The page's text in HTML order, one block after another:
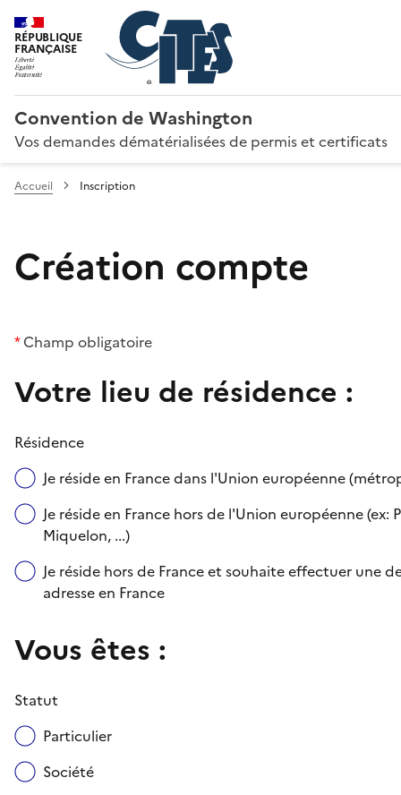
RÉPUBLIQUE
FRANÇAISE
Convention de Washington
Vos demandes dématérialisées de permis et certificats
Accueil Inscription
Création compte
*Champ obligatoire
Votre lieu de résidence :
Résidence
Je réside en France dans l'Union européenne
Je réside en France hors de l'Union européenne
Miquelon, ...)
Je réside hors de France et souhaite effectuer une
adresse en France
Vous êtes :
Statut
Particulier
Société